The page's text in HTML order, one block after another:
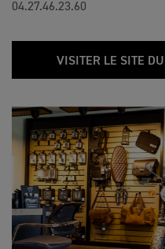
04.27.46.23.60
VISITER LE SITE